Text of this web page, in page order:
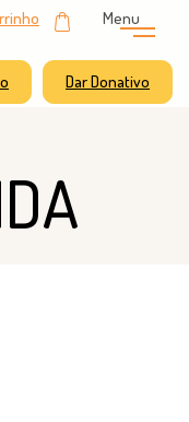
Menu
Dar Donativo